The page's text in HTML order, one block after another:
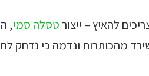
להאיץ – ייצורטסלה סמי,
מהכותרות ונדמה כי נדחק